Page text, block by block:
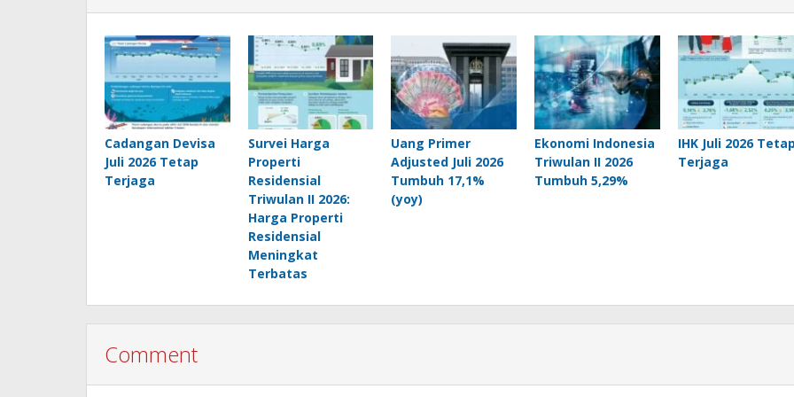
Cadangan Devisa
Juli 2026 Tetap
Terjaga
Survei Harga
Properti
Residensial
Triwulan II 2026:
Harga Properti
Residensial
Meningkat
Terbatas
Uang Primer
Adjusted Juli 2026
Tumbuh 17,1%
(yoy)
Ekonomi Indonesia
Triwulan II 2026
Tumbuh 5,29%
IHK Juli 2026
Terjaga
Comment